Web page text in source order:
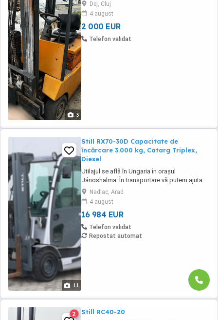
3
Dej, Cluj
4 august
2 000 EUR
Telefon validat
11
Still RX70-30D Capacitate de
încărcare 3.000 kg, Catarg Triplex,
Diesel
Utilajul se află în Ungaria în orașul
Jánoshalma. În transportare vă putem ajuta.
Pentru mai multe informații sunați la numărul
de telefon afișat mai sus. Agent de vânzări
vorbitor de limba Română. Se efectuează
factură externă. - Cabină completă, bună
echipare - Catarg de ridicare în trei trepte:
permite ...
Nadlac, Arad
4 august
16 984 EUR
Telefon validat
Repostat automat
2 Still RC40-20